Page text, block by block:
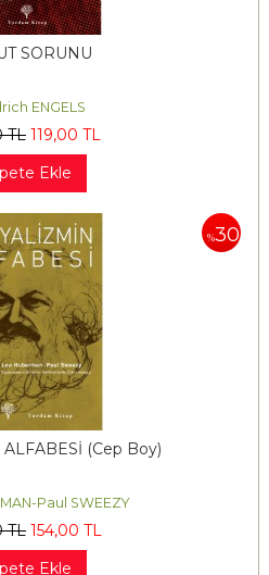
SORUNU
ENGELS
TL 119,00 TL
Ekle
%30
(Cep Boy)
Paul SWEEZY
TL 154,00 TL
Ekle